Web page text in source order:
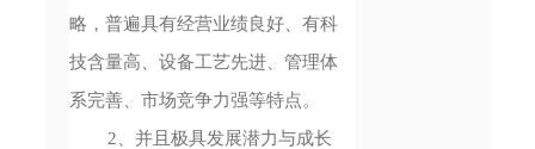
略，普遍具有经营业绩良好、有科
技含量高、设备工艺先进、管理体
系完善、市场竞争力强等特点。
2、并且极具发展潜力与成长